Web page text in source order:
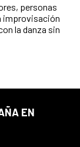
personas
improvisación
la danza sin
EN